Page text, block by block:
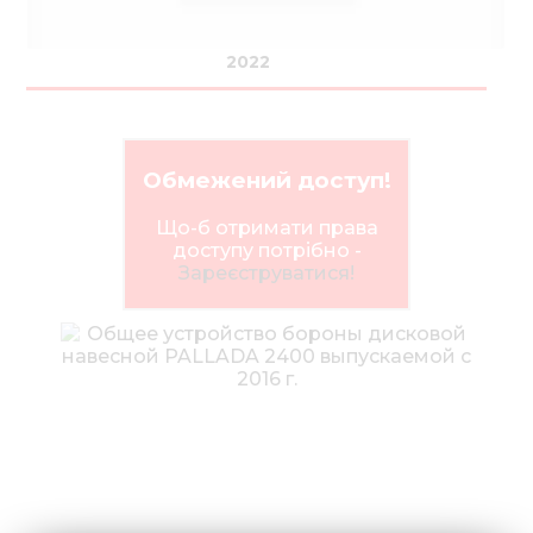
2022
Обмежений доступ!
Що-б отримати права
доступу потрібно -
Зареєструватися!